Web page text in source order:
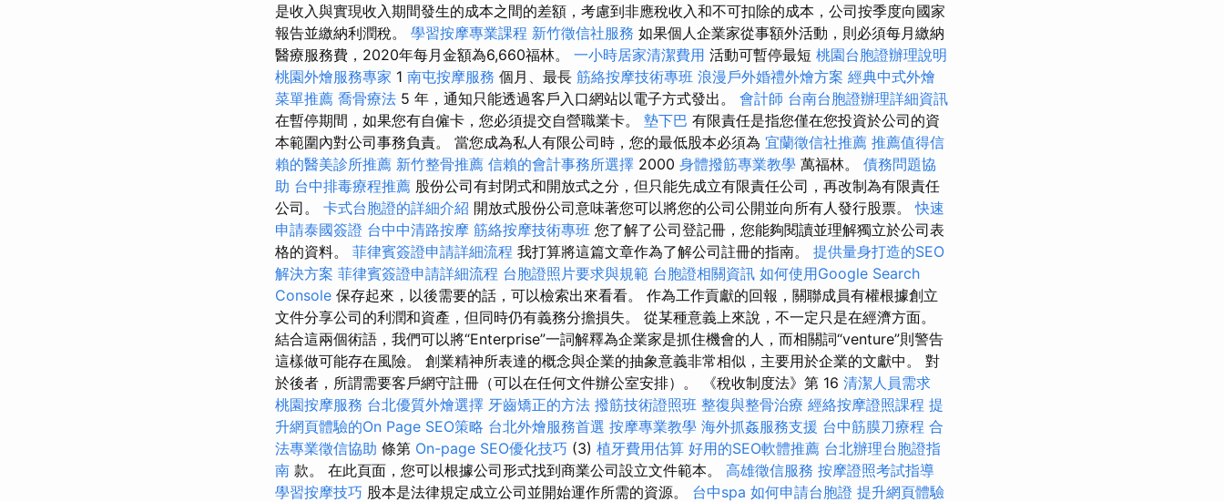
是收入與實現​​收入期間發生的成本之間的差額，考慮到非應稅收入和不可扣除的成本，公司按季度向國家
報告並繳納利潤稅。 學習按摩專業課程 新竹徵信社服務 如果個人企業家從事額外活動，則必須每月繳納
醫療服務費，2020年每月金額為6,660福林。 一小時居家清潔費用 活動可暫停最短 桃園台胞證辦理說明
桃園外燴服務專家 1 南屯按摩服務 個月、最長 筋絡按摩技術專班 浪漫戶外婚禮外燴方案 經典中式外燴
菜單推薦 喬骨療法 5 年，通知只能透過客戶入口網站以電子方式發出。 會計師 台南台胞證辦理詳細資訊
在暫停期間，如果您有自僱卡，您必須提交自營職業卡。 墊下巴 有限責任是指您僅在您投資於公司的資
本範圍內對公司事務負責。 當您成為私人有限公司時，您的最低股本必須為 宜蘭徵信社推薦 推薦值得信
賴的醫美診所推薦 新竹整骨推薦 信賴的會計事務所選擇 2000 身體撥筋專業教學 萬福林。 債務問題協
助 台中排毒療程推薦 股份公司有封閉式和開放式之分，但只能先成立有限責任公司，再改制為有限責任
公司。 卡式台胞證的詳細介紹 開放式股份公司意味著您可以將您的公司公開並向所有人發行股票。快速
申請泰國簽證 台中中清路按摩 筋絡按摩技術專班 您了解了公司登記冊，您能夠閱讀並理解獨立於公司表
格的資料。 菲律賓簽證申請詳細流程 我打算將這篇文章作為了解公司註冊的指南。 提供量身打造的SEO
解決方案 菲律賓簽證申請詳細流程 台胞證照片要求與規範 台胞證相關資訊 如何使用Google Search
Console 保存起來，以後需要的話，可以檢索出來看看。 作為工作貢獻的回報，關聯成員有權根據創立
文件分享公司的利潤和資產，但同時仍有義務分擔損失。 從某種意義上來說，不一定只是在經濟方面。
結合這兩個術語，我們可以將“Enterprise”一詞解釋為企業家是抓住機會的人，而相關詞“venture”則警告
這樣做可能存在風險。 創業精神所表達的概念與企業的抽象意義非常相似，主要用於企業的文獻中。 對
於後者，所謂需要客戶網守註冊（可以在任何文件辦公室安排）。 《稅收制度法》第 16 清潔人員需求
桃園按摩服務 台北優質外燴選擇 牙齒矯正的方法 撥筋技術證照班 整復與整骨治療 經絡按摩證照課程 提
升網頁體驗的On Page SEO策略 台北外燴服務首選 按摩專業教學 海外抓姦服務支援 台中筋膜刀療程 合
法專業徵信協助 條第 On-page SEO優化技巧 (3) 植牙費用估算 好用的SEO軟體推薦 台北辦理台胞證指
南 款。 在此頁面，您可以根據公司形式找到商業公司設立文件範本。 高雄徵信服務 按摩證照考試指導
學習按摩技巧 股本是法律規定成立公司並開始運作所需的資源。 台中spa 如何申請台胞證 提升網頁體驗